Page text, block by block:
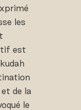
les
est
de la
le